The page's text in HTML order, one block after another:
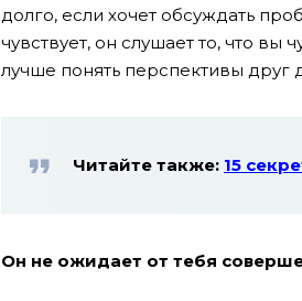
долго, если хочет обсуждать
чувствует, он слушает то, что вы
лучше понять перспективы друг
Читайте также: 15
Он не ожидает от тебя